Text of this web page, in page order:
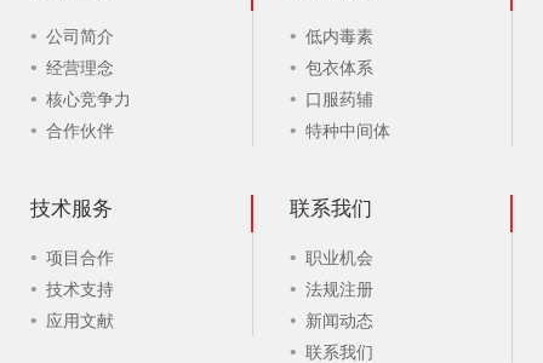
公司简介
经营理念
核心竞争力
合作伙伴
低内毒素
包衣体系
口服药辅
特种中间体
技术服务
项目合作
技术支持
应用文献
联系我们
职业机会
法规注册
新闻动态
联系我们